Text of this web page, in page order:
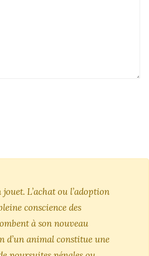
L’achat ou l’adoption
conscience des
à son nouveau
d’un animal constitue une